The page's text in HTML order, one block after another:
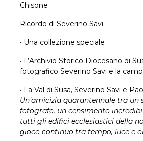
Chisone
Ricordo di Severino Savi
• Una collezione speciale
• L’Archivio Storico Diocesano di
fotografico Severino Savi e la
• La Val di Susa, Severino Savi e
Un’amicizia quarantennale tra un
fotografo, un censimento
tutti gli edifici ecclesiastici della
gioco continuo tra tempo, luce e